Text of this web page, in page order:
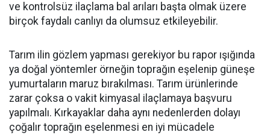
ve kontrolsüz ilaçlama bal arıları başta olmak üzere
birçok faydalı canlıyı da olumsuz etkileyebilir.
Tarım ilin gözlem yapması gerekiyor bu rapor ışığında
ya doğal yöntemler örneğin toprağın eşelenip güneşe
yumurtaların maruz bırakılması. Tarım ürünlerinde
zarar çoksa o vakit kimyasal ilaçlamaya başvuru
yapılmalı. Kırkayaklar daha aynı nedenlerden dolayı
çoğalır toprağın eşelenmesi en iyi mücadele